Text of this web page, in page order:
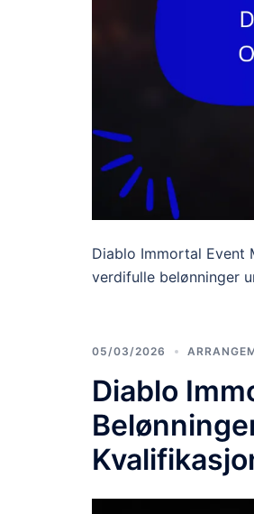
Diablo Immortal Event
verdifulle belønninger
05/03/2026
Diablo